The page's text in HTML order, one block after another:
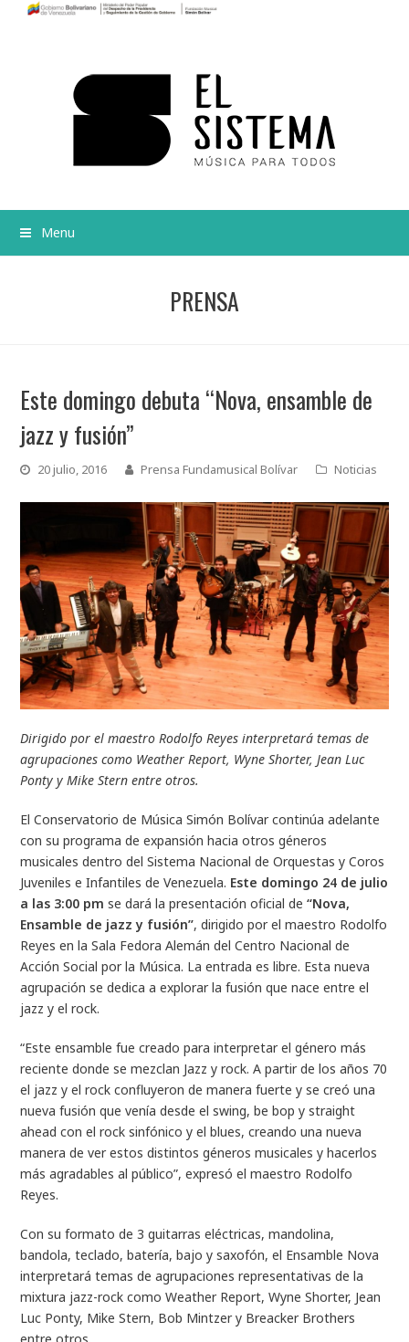
Menu
PRENSA
Este domingo debuta “Nova, ensamble de
jazz y fusión”
20 julio, 2016 Prensa Fundamusical Bolívar Noticias
Dirigido por el maestro Rodolfo Reyes interpretará temas de
agrupaciones como Weather Report, Wyne Shorter, Jean Luc
Ponty y Mike Stern entre otros.
El Conservatorio de Música Simón Bolívar continúa adelante
con su programa de expansión hacia otros géneros
musicales dentro del Sistema Nacional de Orquestas y Coros
Juveniles e Infantiles de Venezuela. Este domingo 24 de julio
a las 3:00 pm se dará la presentación oficial de“Nova,
Ensamble de jazz y fusión”, dirigido por el maestro Rodolfo
Reyes en la Sala Fedora Alemán del Centro Nacional de
Acción Social por la Música. La entrada es libre. Esta nueva
agrupación se dedica a explorar la fusión que nace entre el
jazz y el rock.
“Este ensamble fue creado para interpretar el género más
reciente donde se mezclan Jazz y rock. A partir de los años 70
el jazz y el rock confluyeron de manera fuerte y se creó una
nueva fusión que venía desde el swing, be bop y straight
ahead con el rock sinfónico y el blues, creando una nueva
manera de ver estos distintos géneros musicales y hacerlos
más agradables al público”, expresó el maestro Rodolfo
Reyes.
Con su formato de 3 guitarras eléctricas, mandolina,
bandola, teclado, batería, bajo y saxofón, el Ensamble Nova
interpretará temas de agrupaciones representativas de la
mixtura jazz-rock como Weather Report, Wyne Shorter, Jean
Luc Ponty, Mike Stern, Bob Mintzer y Breacker Brothers